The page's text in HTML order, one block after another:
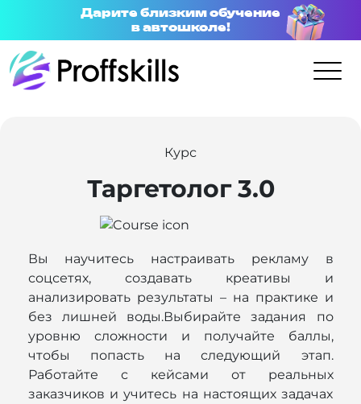
Дарите близким обучение
в автошколе!
Курс
Таргетолог 3.0
Вы научитесь настраивать рекламу в
соцсетях, создавать креативы и
анализировать результаты – на практике и
без лишней воды.Выбирайте задания по
уровню сложности и получайте баллы,
чтобы попасть на следующий этап.
Работайте с кейсами от реальных
заказчиков и учитесь на настоящих задачах